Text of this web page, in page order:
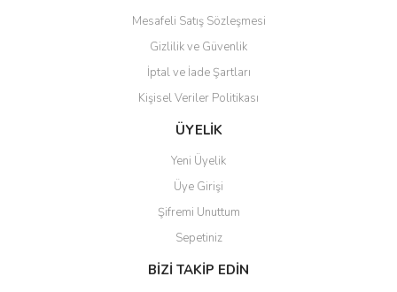
Gönder
Mesafeli Satış Sözleşmesi
Gizlilik ve Güvenlik
İptal ve İade Şartları
Kişisel Veriler Politikası
ÜYELİK
Yeni Üyelik
Üye Girişi
Şifremi Unuttum
Sepetiniz
BİZİ TAKİP EDİN